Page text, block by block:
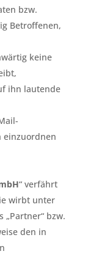
bzw.
Betroffenen,
keine
ihn lautende
einzuordnen
“ verfährt
wirbt unter
„Partner“ bzw.
den in